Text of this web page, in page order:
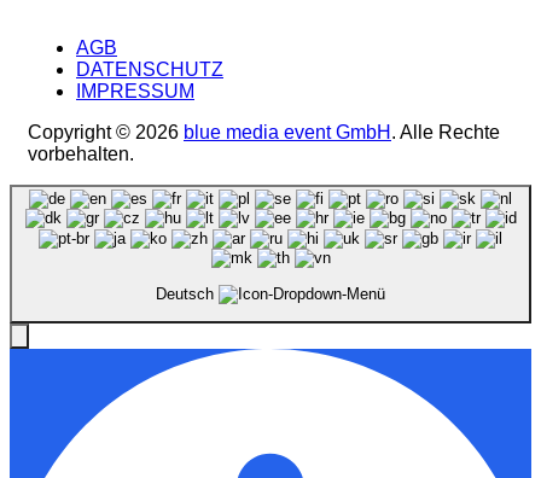
AGB
DATENSCHUTZ
IMPRESSUM
Copyright © 2026 blue media event GmbH . Alle Rechte
vorbehalten.
Deutsch